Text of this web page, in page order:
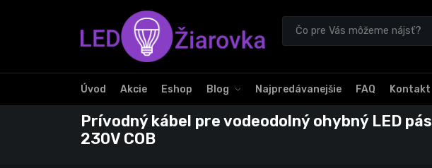
Úvod Akcie Eshop Blog Najpredávanejšie FAQ Kontakt
Prívodný kábel pre vodeodolný ohybný LED pás
230V COB